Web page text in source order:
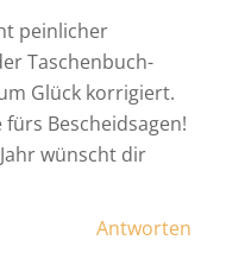
peinlicher
Taschenbuch-
Glück korrigiert.
Bescheidsagen!
wünscht dir
Antworten